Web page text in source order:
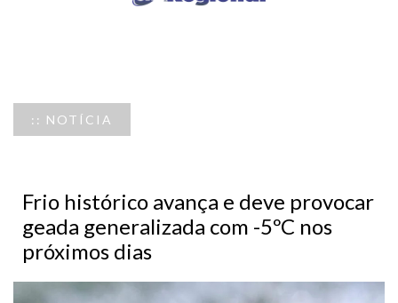
:: NOTÍCIA
Frio histórico avança e deve provocar
geada generalizada com -5ºC nos
próximos dias